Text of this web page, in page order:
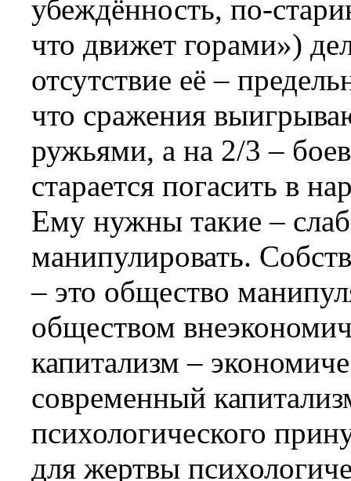
убеждённость, по-
что движет горами»)
отсутствие её –
что сражения
ружьями, а на 2/3 –
старается погасить в
Ему нужны такие –
манипулировать.
– это общество
обществом
капитализм –
современный
психологического
для жертвы